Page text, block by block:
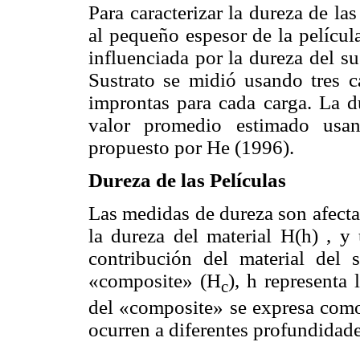
Para caracterizar la dureza de
al pequeño espesor de la
influenciada por la dureza del
Sustrato se midió usando tres
improntas para cada carga. La
valor promedio estimado
propuesto por He (1996).
Dureza de las Películas
Las medidas de dureza son
la dureza del material H(h) , y
contribución del material del
«composite» (Hc), h representa
del «composite» se expresa
ocurren a diferentes